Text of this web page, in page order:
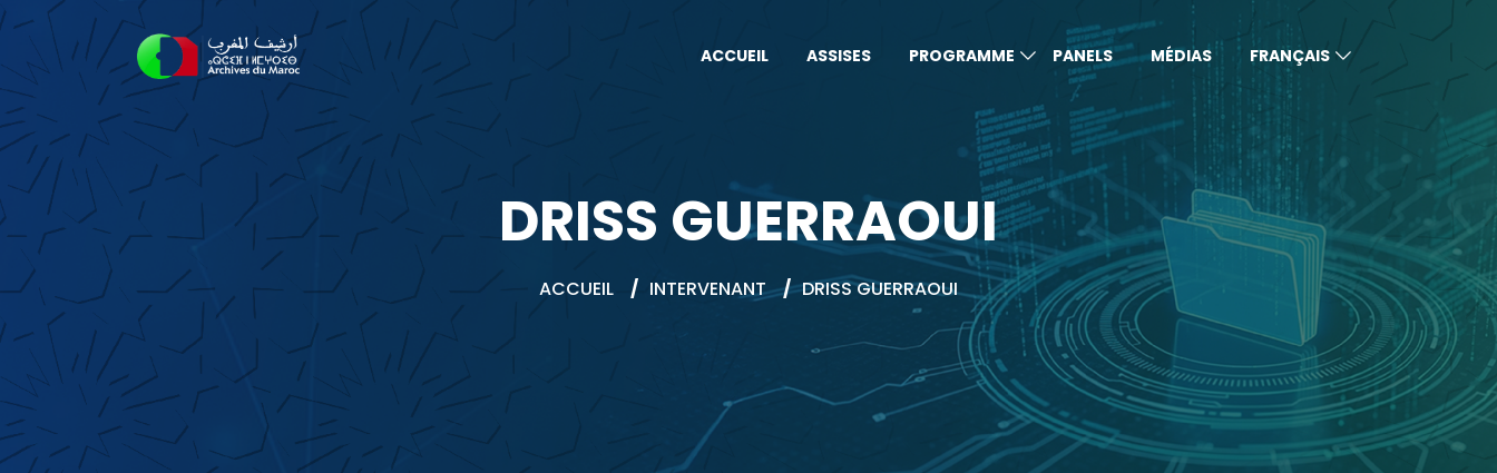
ACCUEIL ASSISES PROGRAMME PANELS MÉDIAS FRANÇAIS
DRISS GUERRAOUI
ACCUEIL / INTERVENANT / DRISS GUERRAOUI